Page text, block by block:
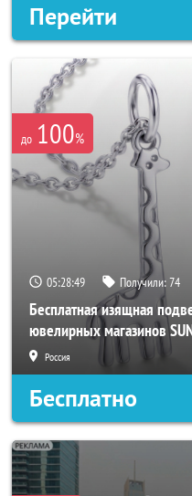
Перейти
до 100%
05:28:46 Получили:74
Бесплатная изящная
ювелирных магазинов
Россия
Бесплатно